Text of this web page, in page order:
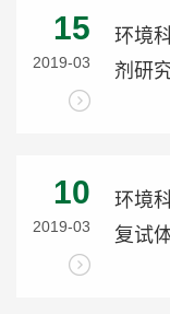
15
2019-03
环境
剂研
10
2019-03
环境
复试